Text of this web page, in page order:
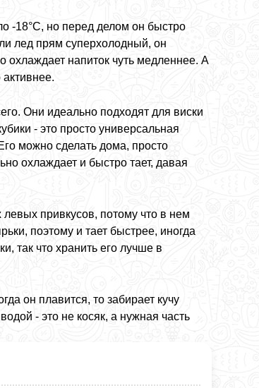
-18°C, но перед делом он быстро
лед прям суперхолодный, он
охлаждает напиток чуть медленнее. А
Они идеально подходят для виски
- это просто универсальная
можно сделать дома, просто
охлаждает и быстро тает, давая
привкусов, потому что в нем
поэтому и тает быстрее, иногда
так что хранить его лучше в
он плавится, то забирает кучу
- это не косяк, а нужная часть